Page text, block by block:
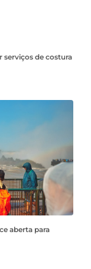
serviços de costura
aberta para